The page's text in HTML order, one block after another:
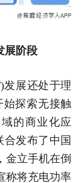
展阶段
发展还处于理
始探索无接触
的商业化应
合发布了中国
金立手机在倒
称将充电功率